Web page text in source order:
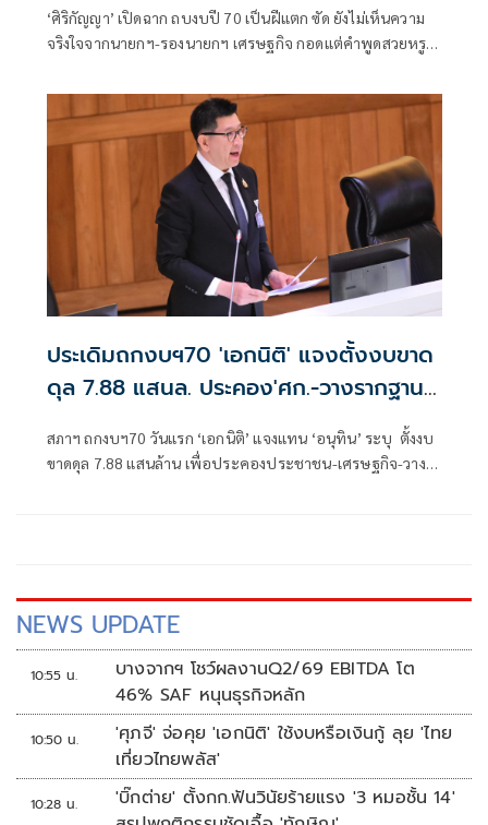
‘ศิริกัญญา’ เปิดฉาก ถบงบปี 70 เป็นฝีแตก ซัด ยังไม่เห็นความ
จริงใจจากนายกฯ-รองนายกฯ เศรษฐกิจ กอดแต่คำพูดสวยหรู
เพิ่มเอาท์ลุค ปัญหาเรื้อรังซ่อนใต้พรมยังไม่แก้ งบรายจ่ายสูงขึ้น
แต่งบลงทุนกลับถูกตัด ชี้ ปีนี้เดิมพันสูง หากสถานการณ์โลกไม่
เป็นไปตามคาด หวั่นหนี้สาธารณะพุ่งทะลุ 70%
ประเดิมถกงบฯ70 'เอกนิติ' แจงตั้งงบขาด
ดุล 7.88 แสนล. ประคอง'ศก.-วางรากฐาน
สภาฯ ถกงบฯ70 วันแรก ‘เอกนิติ’ แจงแทน ‘อนุทิน’ ระบุ ตั้งงบ
ขาดดุล 7.88 แสนล้าน เพื่อประคองประชาชน-เศรษฐกิจ-วาง
NEWS UPDATE
10:55 น.
บางจากฯ โชว์ผลงานQ2/69 EBITDA โต
46% SAF หนุนธุรกิจหลัก
10:50 น.
'ศุภจี' จ่อคุย 'เอกนิติ' ใช้งบหรือเงินกู้ ลุย 'ไทย
เที่ยวไทยพลัส'
10:28 น.
'บิ๊กต่าย' ตั้งกก.ฟันวินัยร้ายแรง '3 หมอชั้น 14'